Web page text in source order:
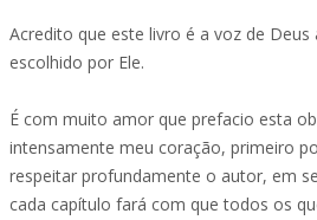
Acredito que este livro é a voz de
escolhido por Ele.
É com muito amor que prefacio esta
intensamente meu coração, primeiro
respeitar profundamente o autor, em
cada capítulo fará com que todos os